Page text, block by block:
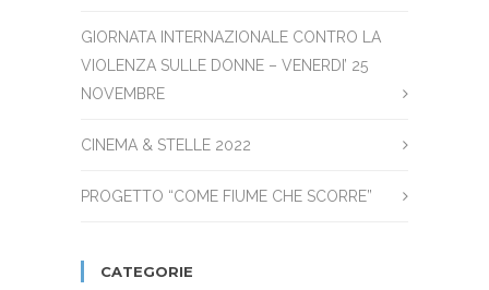
GIORNATA INTERNAZIONALE CONTRO LA
VIOLENZA SULLE DONNE – VENERDI’ 25
NOVEMBRE
CINEMA & STELLE 2022
PROGETTO “COME FIUME CHE SCORRE”
CATEGORIE